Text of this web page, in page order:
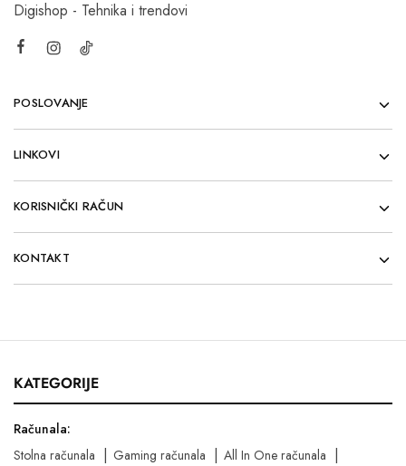
Digishop - Tehnika i trendovi
POSLOVANJE
LINKOVI
KORISNIČKI RAČUN
KONTAKT
KATEGORIJE
Računala:
Stolna računala
Gaming računala
All In One računala